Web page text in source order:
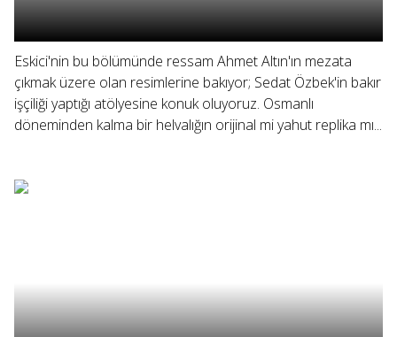
Eskici'nin bu bölümünde ressam Ahmet Altın'ın mezata
çıkmak üzere olan resimlerine bakıyor; Sedat Özbek'in bakır
işçiliği yaptığı atölyesine konuk oluyoruz. Osmanlı
döneminden kalma bir helvalığın orijinal mi yahut replika mı...